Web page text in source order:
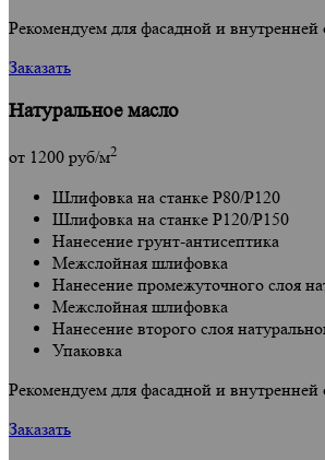
Рекомендуем для фасадной и внутренней
Заказать
Натуральное масло
от 1200 руб/м2
Шлифовка на станке Р80/Р120
Шлифовка на станке Р120/Р150
Нанесение грунт-антисептика
Межслойная шлифовка
Нанесение промежуточного слоя
Межслойная шлифовка
Нанесение второго слоя
Упаковка
Рекомендуем для фасадной и внутренней
Заказать